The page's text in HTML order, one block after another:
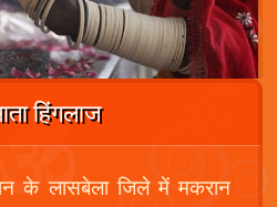
हिंगलाज
के लासबेला जिले में मकरान